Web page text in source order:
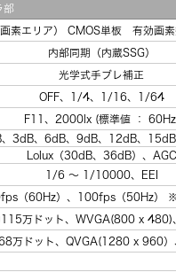
部
画素エリア） CMOS単板 有効画
内部同期（内蔵SSG）
光学式手ブレ補正
OFF、1/4、1/16、1/64
F11、2000lx (標準値 ：
3dB、6dB、9dB、12dB、
Lolux（30dB、36dB）、AGC
1/6 ～ 1/10000、EEI
（60Hz）、100fps（50Hz）
万ドット、WVGA(800 x
万ドット、QVGA(1280 x 960